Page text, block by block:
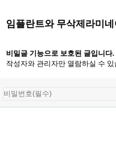
임플란트와 무삭제라미네
비밀글 기능으로 보호된 글입니다.
작성자와 관리자만 열람하실 수